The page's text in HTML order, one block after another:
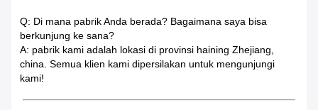
Q: Di mana pabrik Anda berada? Bagaimana saya bisa
berkunjung ke sana?
A: pabrik kami adalah lokasi di provinsi haining Zhejiang,
china. Semua klien kami dipersilakan untuk mengunjungi
kami!